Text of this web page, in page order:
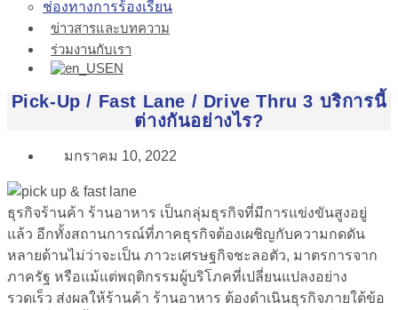
ช่องทางการร้องเรียน
ข่าวสารและบทความ
ร่วมงานกับเรา
EN
Pick-Up / Fast Lane / Drive Thru 3 บริการนี้
ต่างกันอย่างไร?
มกราคม 10, 2022
ธุรกิจร้านค้า ร้านอาหาร เป็นกลุ่มธุรกิจที่มีการแข่งขันสูงอยู่
แล้ว อีกทั้งสถานการณ์ที่ภาคธุรกิจต้องเผชิญกับความกดดัน
หลายด้านไม่ว่าจะเป็น ภาวะเศรษฐกิจชะลอตัว, มาตรการจาก
ภาครัฐ หรือแม้แต่พฤติกรรมผู้บริโภคที่เปลี่ยนแปลงอย่าง
รวดเร็ว ส่งผลให้ร้านค้า ร้านอาหาร ต้องดำเนินธุรกิจภายใต้ข้อ